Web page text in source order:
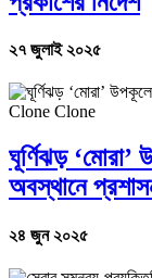
২৭ জুলাই ২০২৫
ঘূর্ণিঝড়
অবস্থানে
২৪ জুন ২০২৫